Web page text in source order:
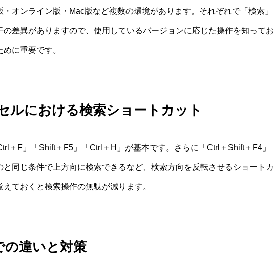
オンライン版・Mac版など複数の環境があります。それぞれで「検索」
の差異がありますので、使用しているバージョンに応じた操作を知ってお
に重要です。
ルにおける検索ショートカット
＋F」「Shift＋F5」「Ctrl＋H」が基本です。さらに「Ctrl＋Shift＋F4」
同じ条件で上方向に検索できるなど、検索方向を反転させるショートカ
ておくと検索操作の無駄が減ります。
の違いと対策